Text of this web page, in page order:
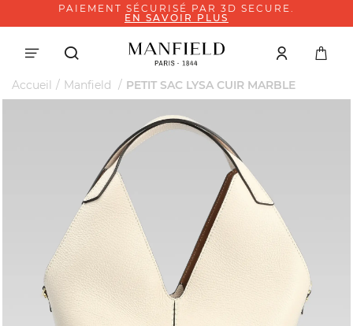
PAIEMENT SÉCURISÉ PAR 3D SECURE.
EN SAVOIR PLUS
Accueil Manfield PETIT SAC LYSA CUIR MARBLE